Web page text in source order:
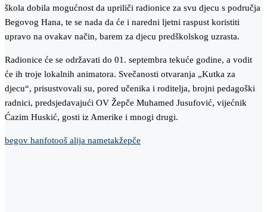
škola dobila mogućnost da upriliči radionice za svu djecu s područja
Begovog Hana, te se nada da će i naredni ljetni raspust koristiti
upravo na ovakav način, barem za djecu predškolskog uzrasta.
Radionice će se održavati do 01. septembra tekuće godine, a vodit
će ih troje lokalnih animatora. Svečanosti otvaranja „Kutka za
djecu“, prisustvovali su, pored učenika i roditelja, brojni pedagoški
radnici, predsjedavajući OV Žepče Muhamed Jusufović, vijećnik
Ćazim Huskić, gosti iz Amerike i mnogi drugi.
begov hanfotooš alija nametakžepče